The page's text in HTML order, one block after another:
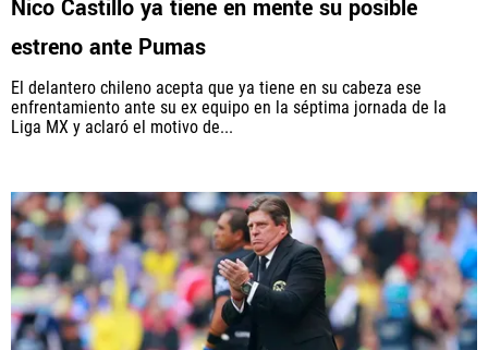
Nico Castillo ya tiene en mente su posible
estreno ante Pumas
El delantero chileno acepta que ya tiene en su cabeza ese
enfrentamiento ante su ex equipo en la séptima jornada de la
Liga MX y aclaró el motivo de...